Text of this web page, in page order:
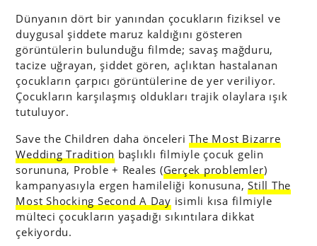
Dünyanın dört bir yanından çocukların fiziksel ve
duygusal şiddete maruz kaldığını gösteren
görüntülerin bulunduğu filmde; savaş mağduru,
tacize uğrayan, şiddet gören, açlıktan hastalanan
çocukların çarpıcı görüntülerine de yer veriliyor.
Çocukların karşılaşmış oldukları trajik olaylara ışık
tutuluyor.
Save the Children daha önceleriThe Most Bizarre
Wedding Tradition başlıklı filmiyle çocuk gelin
sorununa, Proble + Reales (Gerçek problemler)
kampanyasıyla ergen hamileliği konusuna,Still The
Most Shocking Second A Day isimli kısa filmiyle
mülteci çocukların yaşadığı sıkıntılara dikkat
çekiyordu.